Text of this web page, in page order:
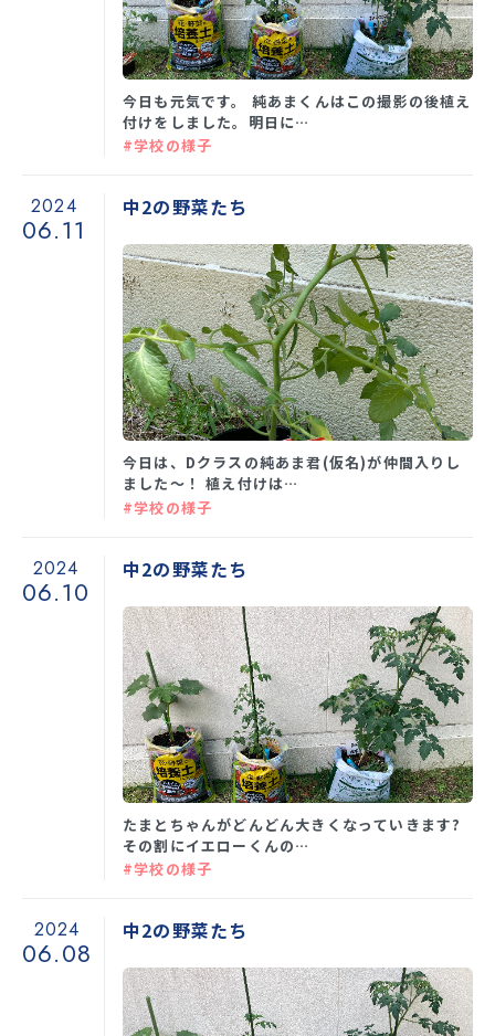
今日も元気です。 純あまくんはこの撮影の後植え
付けをしました。明日に…
#学校の様子
2024
06.11
中2の野菜たち
今日は、Dクラスの純あま君(仮名)が仲間入りし
ました〜！ 植え付けは…
#学校の様子
2024
06.10
中2の野菜たち
たまとちゃんがどんどん大きくなっていきます?
その割にイエローくんの…
#学校の様子
2024
06.08
中2の野菜たち